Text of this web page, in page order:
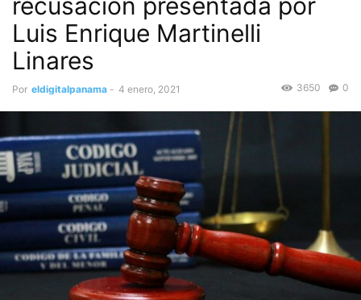
Luis Enrique Martinelli
Linares
Por eldigitalpanama - 4 enero, 2021 0
3650